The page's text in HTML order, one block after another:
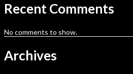
Recent Comments
No comments to show.
Archives